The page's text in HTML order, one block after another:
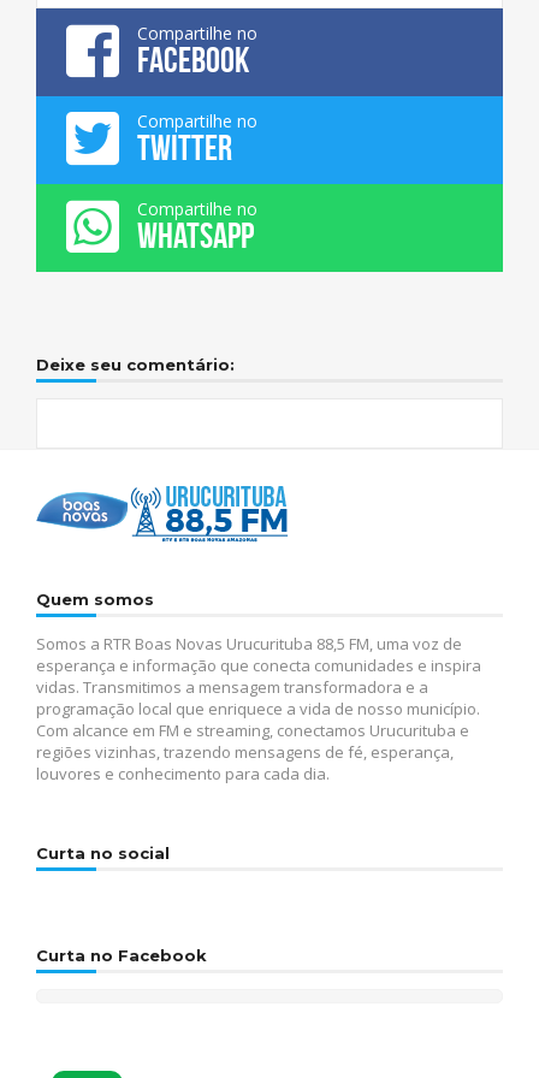
Compartilhe no
FACEBOOK
Compartilhe no
TWITTER
Compartilhe no
WHATSAPP
Deixe seu comentário:
Quem somos
Somos a RTR Boas Novas Urucurituba 88,5 FM, uma voz de
esperança e informação que conecta comunidades e inspira
vidas. Transmitimos a mensagem transformadora e a
programação local que enriquece a vida de nosso município.
Com alcance em FM e streaming, conectamos Urucurituba e
regiões vizinhas, trazendo mensagens de fé, esperança,
louvores e conhecimento para cada dia.
Curta no social
Curta no Facebook